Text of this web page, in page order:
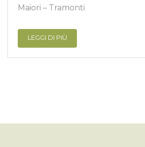
Maiori – Tramonti
LEGGI DI PIÙ